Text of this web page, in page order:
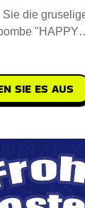
die
"HAPPY
SIE ES AUS